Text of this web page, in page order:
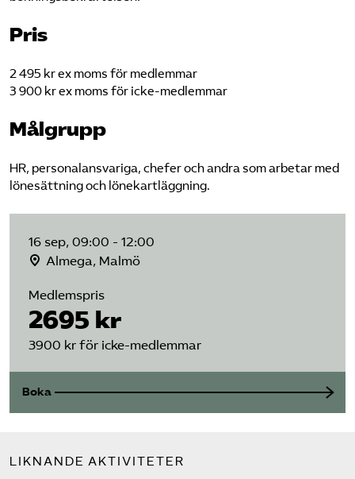
Pris
2 495 kr ex moms för medlemmar
3 900 kr ex moms för icke-medlemmar
Målgrupp
HR, personalansvariga, chefer och andra som arbetar med
lönesättning och lönekartläggning.
16 sep, 09:00 - 12:00
Almega, Malmö
Medlemspris
2695 kr
3900 kr för icke-medlemmar
Boka
LIKNANDE AKTIVITETER